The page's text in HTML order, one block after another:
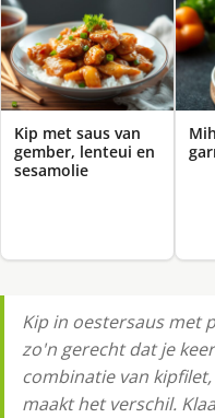
Kip met saus van
gember, lenteui en
sesamolie
Kip in oestersaus met
zo'n gerecht dat je
combinatie van
maakt het verschil.